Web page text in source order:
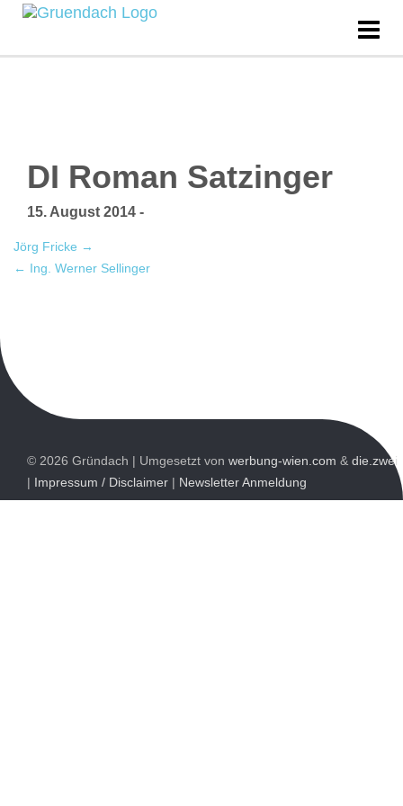
DI Roman Satzinger
15. August 2014 -
Jörg Fricke →
← Ing. Werner Sellinger
© 2026 Gründach | Umgesetzt von werbung-wien.com & die.zwei
| Impressum / Disclaimer | Newsletter Anmeldung